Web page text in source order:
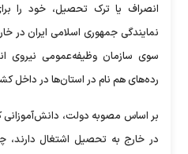
انصراف یا ترک تحصیل، خود را
نمایندگی جمهوری اسلامی ایران در
سوی سازمان وظیفه‌عمومی نیروی
رده‌های هم نام در استان‌ها در داخل
بر اساس مصوبه دولت، دانش‌آموزانی
در خارج به تحصیل اشتغال